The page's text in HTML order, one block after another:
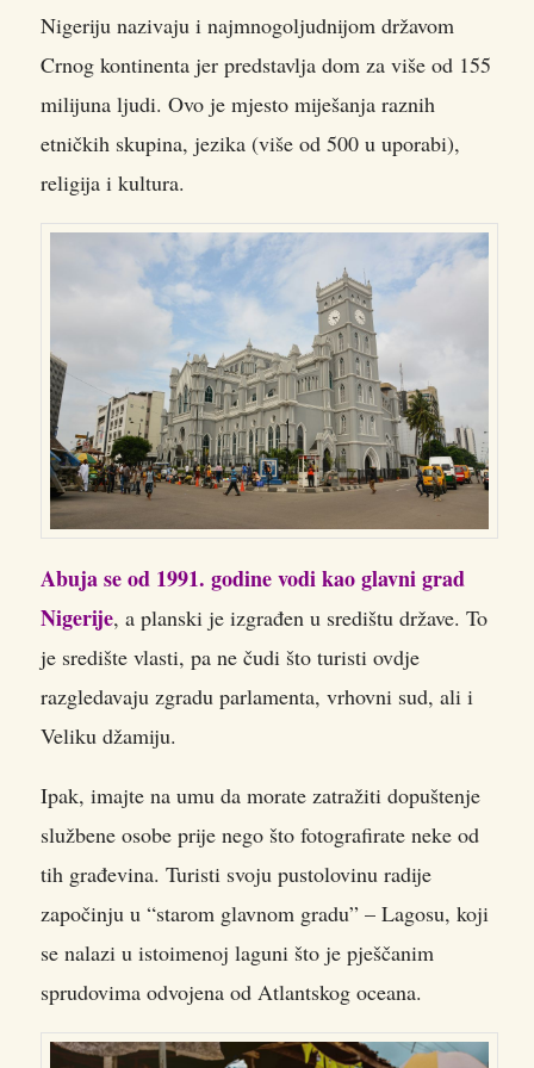
Nigeriju nazivaju i najmnogoljudnijom državom
Crnog kontinenta jer predstavlja dom za više od 155
milijuna ljudi. Ovo je mjesto miješanja raznih
etničkih skupina, jezika (više od 500 u uporabi),
religija i kultura.
Abuja se od 1991. godine vodi kao glavni grad
Nigerije, a planski je izgrađen u središtu države. To
je središte vlasti, pa ne čudi što turisti ovdje
razgledavaju zgradu parlamenta, vrhovni sud, ali i
Veliku džamiju.
Ipak, imajte na umu da morate zatražiti dopuštenje
službene osobe prije nego što fotografirate neke od
tih građevina. Turisti svoju pustolovinu radije
započinju u “starom glavnom gradu” – Lagosu, koji
se nalazi u istoimenoj laguni što je pješčanim
sprudovima odvojena od Atlantskog oceana.